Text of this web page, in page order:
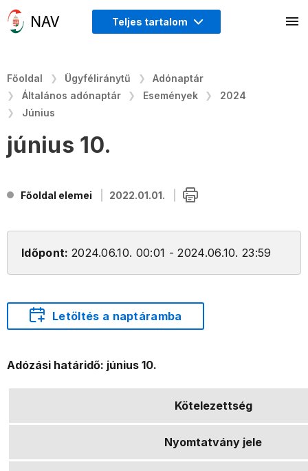
Teljes tartalom
Főoldal Ügyféliránytű
Adónaptár
Általános adónaptár
Események
2024
Június
június 10.
Főoldal elemei 2022.01.01.
Időpont: 2024.06.10. 00:01 - 2024.06.10. 23:59
Letöltés a naptáramba
Adózási határidő: június 10.
Kötelezettség
Nyomtatvány jele